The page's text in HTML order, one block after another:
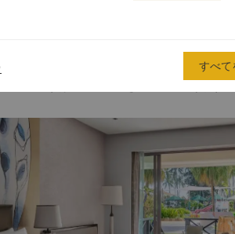
ルは、498室のモダンかつ豪華なゲストル
と素材を使用しております。多くのゲスト
すべて